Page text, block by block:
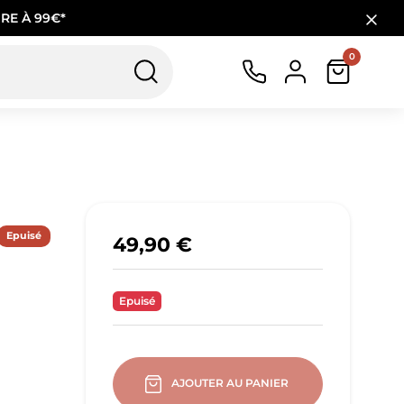
À 99€*
0
Epuisé 49,90 €
Epuisé
AJOUTER AU PANIER